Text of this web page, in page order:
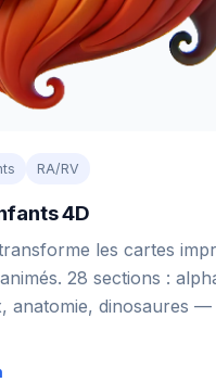
RA/RV
4D
les cartes
28 sections :
anatomie, dinosaures